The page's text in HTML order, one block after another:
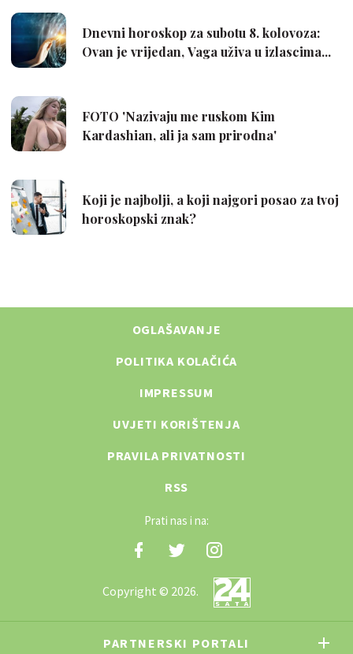
OGLAŠAVANJE
POLITIKA KOLAČIĆA
IMPRESSUM
UVJETI KORIŠTENJA
PRAVILA PRIVATNOSTI
RSS
Prati nas i na:
Copyright © 2026.
PARTNERSKI PORTALI